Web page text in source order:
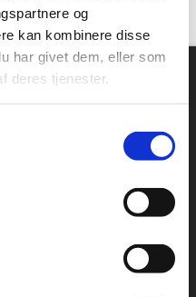
og
kan kombinere disse
har givet dem, eller som
deres tjenester.
på at få en REN opvask,
først på dagsordenen.
timer på at vaske op.